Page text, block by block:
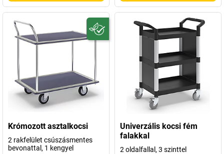
Krómozott asztalkocsi
2 rakfelület csúszásmentes
bevonattal, 1 kengyel
Univerzális kocsi fém
falakkal
2 oldalfallal, 3 szinttel